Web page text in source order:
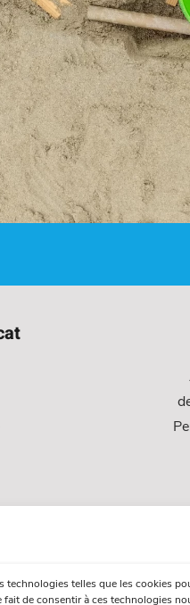
technologies telles que les cookies
de consentir à ces technologies